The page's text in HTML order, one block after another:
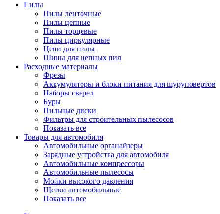
Пилы
Пилы ленточные
Пилы цепные
Пилы торцевые
Пилы циркулярные
Цепи для пилы
Шины для цепных пил
Расходные материалы
Фрезы
Аккумуляторы и блоки питания для шуруповертов
Наборы сверел
Буры
Пильные диски
Фильтры для строительных пылесосов
Показать все
Товары для автомобиля
Автомобильные органайзеры
Зарядные устройства для автомобиля
Автомобильные компрессоры
Автомобильные пылесосы
Мойки высокого давления
Щетки автомобильные
Показать все